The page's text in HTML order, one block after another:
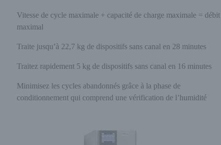
Vitesse de cycle maximale + capacité de charge maximale = débit
maximal
Traite jusqu’à 22,7 kg de dispositifs sans canal en 28 minutes
Traitez rapidement 5 kg de dispositifs sans canal en 16 minutes
Minimisez les cycles abandonnés grâce à la phase de
conditionnement qui comprend une vérification de l’humidité